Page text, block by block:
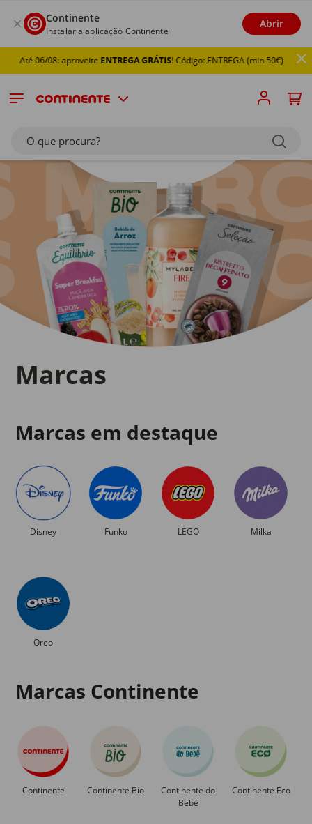
Continente
Instalar a aplicação Continente
Abrir
Até 06/08: aproveiteENTREGA GRÁTIS! Código: ENTREGA (min 50€)
O que procura?
Marcas
Marcas em destaque
Disney Funko LEGO Milka
Oreo
Marcas Continente
Continente Continente Bio
Continente do
Bebé
Continente Eco